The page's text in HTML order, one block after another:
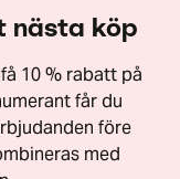
nästa köp
10 % rabatt på
får du
före
med